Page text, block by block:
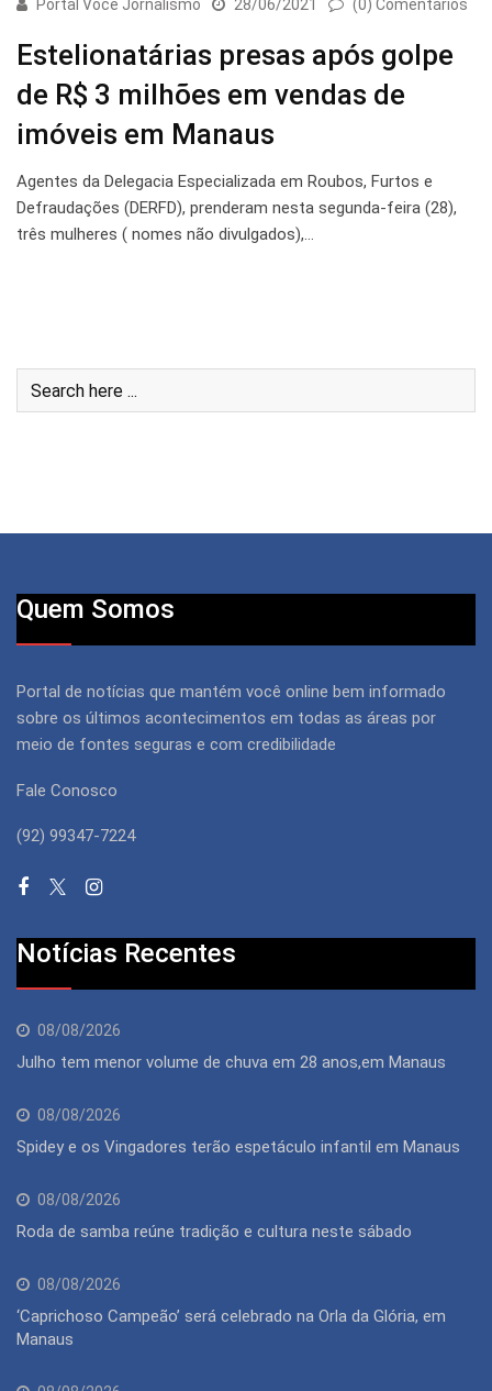
Portal Você Jornalismo 28/06/2021 (0) Comentários
Estelionatárias presas após golpe
de R$ 3 milhões em vendas de
imóveis em Manaus
Agentes da Delegacia Especializada em Roubos, Furtos e
Defraudações (DERFD), prenderam nesta segunda-feira (28),
três mulheres ( nomes não divulgados),…
Quem Somos
Portal de notícias que mantém você online bem informado
sobre os últimos acontecimentos em todas as áreas por
meio de fontes seguras e com credibilidade
Fale Conosco
(92) 99347-7224
Notícias Recentes
08/08/2026
Julho tem menor volume de chuva em 28 anos,em Manaus
08/08/2026
Spidey e os Vingadores terão espetáculo infantil em Manaus
08/08/2026
Roda de samba reúne tradição e cultura neste sábado
08/08/2026
‘Caprichoso Campeão’ será celebrado na Orla da Glória, em
Manaus